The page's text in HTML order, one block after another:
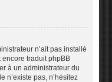
n’ait pas installé
encore traduit phpBB
à un administrateur du
n’existe pas, n’hésitez